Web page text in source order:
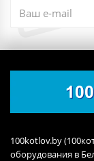
100kotlov.by
оборудования в